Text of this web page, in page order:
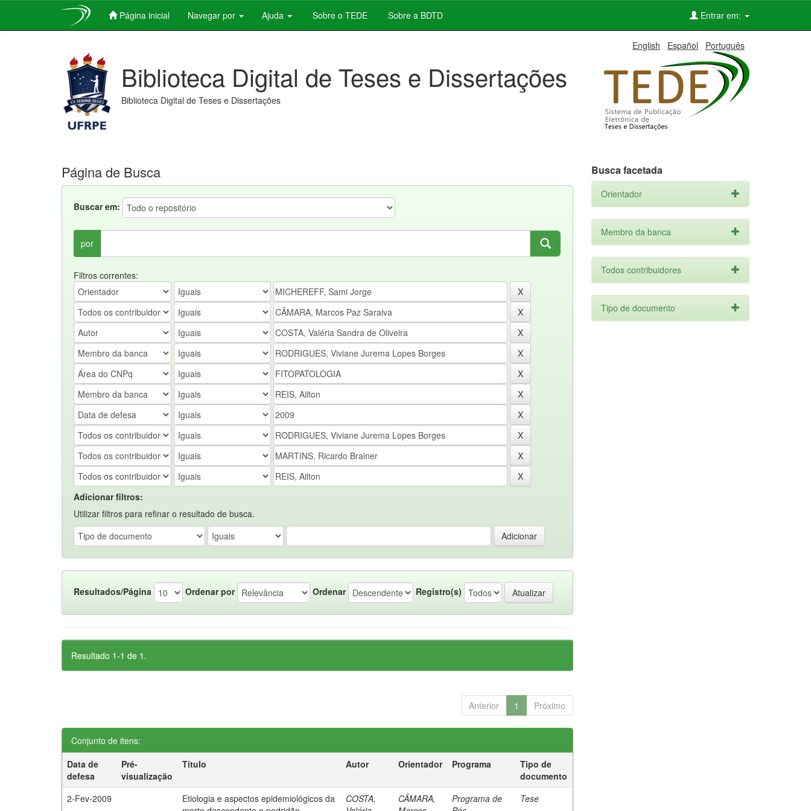
Página inicial Navegar por Ajuda Sobre o TEDE Sobre a BDTD Entrar em:
English Español Português
Biblioteca Digital de Teses e Dissertações
Biblioteca Digital de Teses e Dissertações
Página de Busca
Buscar em:
por
Filtros correntes:
Adicionar filtros:
Utilizar filtros para refinar o resultado de busca.
Resultados/Página Ordenar por Ordenar Registro(s)
Resultado 1-1 de 1.
Anterior 1 Próximo
Conjunto de itens:
Data de
defesa
Pré-
visualização
Título Autor Orientador Programa
Tipo de
documento
2-Fev-2009
Etiologia e aspectos epidemiológicos da
COSTA,
CÂMARA,
Programa de
Tese
Busca facetada
Orientador
Membro da banca
Todos contribuidores
Tipo de documento